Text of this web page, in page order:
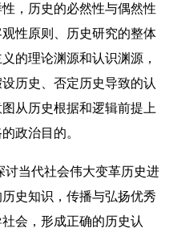
，历史的必然性与偶然性
性原则、历史研究的整体
的理论渊源和认识渊源，
历史、否定历史导致的认
从历史根据和逻辑前提上
政治目的。
当代社会伟大变革历史进
史知识，传播与弘扬优秀
会，形成正确的历史认